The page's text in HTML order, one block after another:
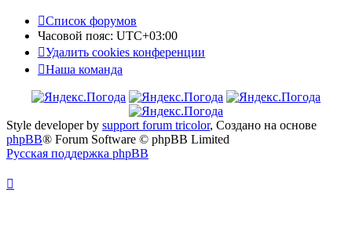
Список форумов
Часовой пояс: UTC+03:00
Удалить cookies конференции
Наша команда
Style developer by support forum tricolor, Создано на основе
phpBB® Forum Software © phpBB Limited
Русская поддержка phpBB